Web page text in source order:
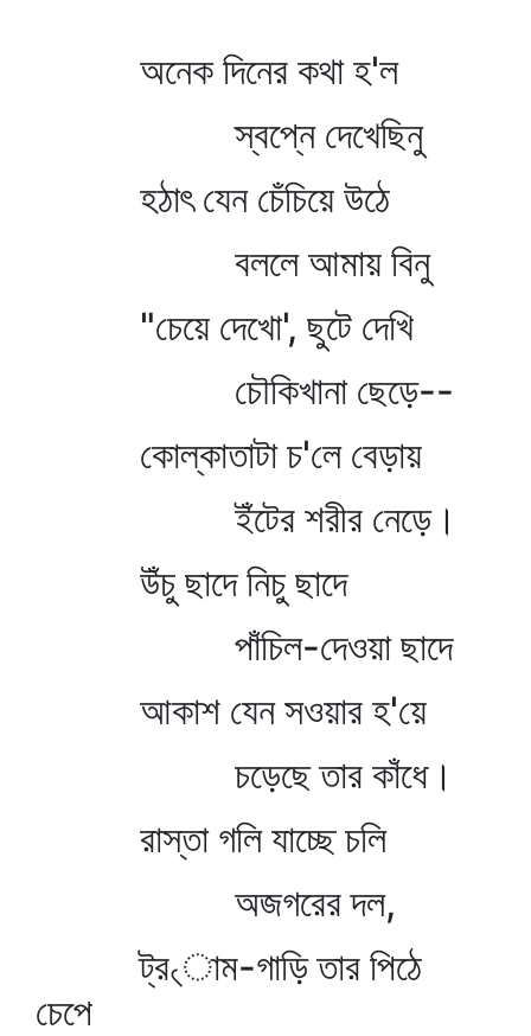
অনেক দিনের কথা হ'ল
স্বপ্নে দেখেছিনু
হঠাৎ যেন চেঁচিয়ে উঠে
বললে আমায় বিনু
"চেয়ে দেখো', ছুটে দেখি
চৌকিখানা ছেড়ে--
কোল্‌কাতাটা চ'লে বেড়ায়
ইঁটের শরীর নেড়ে।
উঁচু ছাদে নিচু ছাদে
পাঁচিল-দেওয়া ছাদে
আকাশ যেন সওয়ার হ'য়ে
চড়েছে তার কাঁধে।
রাস্তা গলি যাচ্ছে চলি
অজগরের দল,
ট্র৻াম-গাড়ি তার পিঠে
চেপে